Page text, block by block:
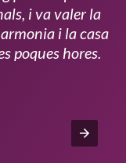
i va valer la
i la casa
poques hores.